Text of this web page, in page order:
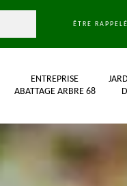
ÊTRE RAPPELÉ
ENTREPRISE
ABATTAGE ARBRE 68